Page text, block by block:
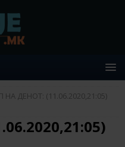
НА ДЕНОТ: (11.06.2020,21:05)